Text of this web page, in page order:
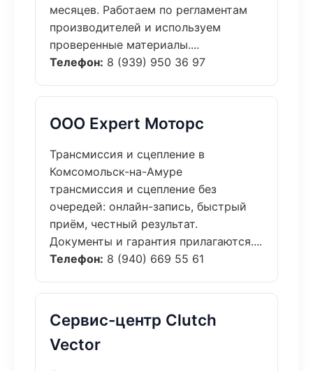
месяцев. Работаем по регламентам
производителей и используем
проверенные материалы....
Телефон: 8 (939) 950 36 97
ООО Expert Моторс
Трансмиссия и сцепление в
Комсомольск-на-Амуре
трансмиссия и сцепление без
очередей: онлайн-запись, быстрый
приём, честный результат.
Документы и гарантия прилагаются....
Телефон: 8 (940) 669 55 61
Сервис-центр Clutch
Vector